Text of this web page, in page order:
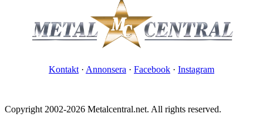
Kontakt · Annonsera · Facebook · Instagram
Copyright 2002-2026 Metalcentral.net. All rights reserved.